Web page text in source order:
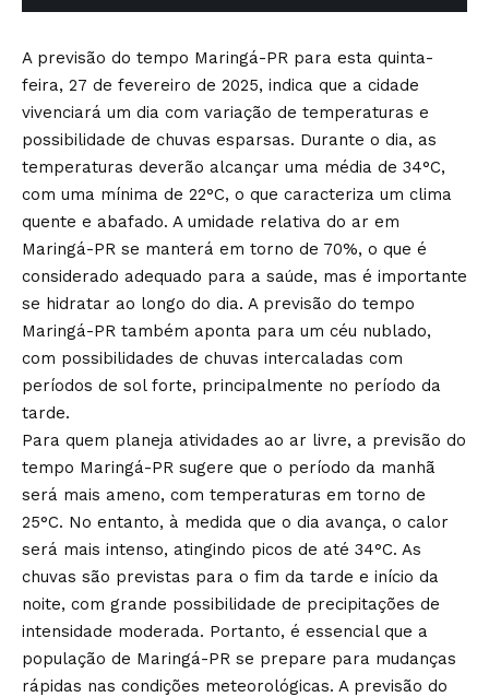
A previsão do tempo Maringá-PR para esta quinta-
feira, 27 de fevereiro de 2025, indica que a cidade
vivenciará um dia com variação de temperaturas e
possibilidade de chuvas esparsas. Durante o dia, as
temperaturas deverão alcançar uma média de 34°C,
com uma mínima de 22°C, o que caracteriza um clima
quente e abafado. A umidade relativa do ar em
Maringá-PR se manterá em torno de 70%, o que é
considerado adequado para a saúde, mas é importante
se hidratar ao longo do dia. A previsão do tempo
Maringá-PR também aponta para um céu nublado,
com possibilidades de chuvas intercaladas com
períodos de sol forte, principalmente no período da
tarde.
Para quem planeja atividades ao ar livre, a previsão do
tempo Maringá-PR sugere que o período da manhã
será mais ameno, com temperaturas em torno de
25°C. No entanto, à medida que o dia avança, o calor
será mais intenso, atingindo picos de até 34°C. As
chuvas são previstas para o fim da tarde e início da
noite, com grande possibilidade de precipitações de
intensidade moderada. Portanto, é essencial que a
população de Maringá-PR se prepare para mudanças
rápidas nas condições meteorológicas. A previsão do